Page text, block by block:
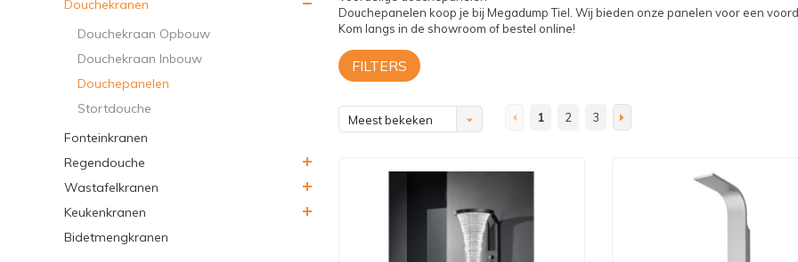
Douchekranen
Douchekraan Opbouw
Douchekraan Inbouw
Douchepanelen
Stortdouche
Fonteinkranen
Regendouche
Wastafelkranen
Keukenkranen
Bidetmengkranen
Douchepanelen koop je bij Megadump Tiel. Wij bieden onze panelen voor een
Kom langs in de showroom of bestel online!
FILTERS
Meest bekeken 1 2 3